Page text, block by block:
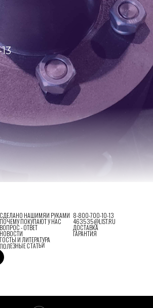
СДЕЛАНО НАШИМЯИ РУКАМИ
ПОЧЕМУ ПОКУПАЮТ У НАС
ВОПРОС - ОТВЕТ
НОВОСТИ
ГОСТЫ И ЛИТЕРАТУРА
ПОЛЕЗНЫЕ СТАТЬИ
8-800-700-10-13
463535@LIST.RU
ДОСТАВКА
ГАРАНТИЯ